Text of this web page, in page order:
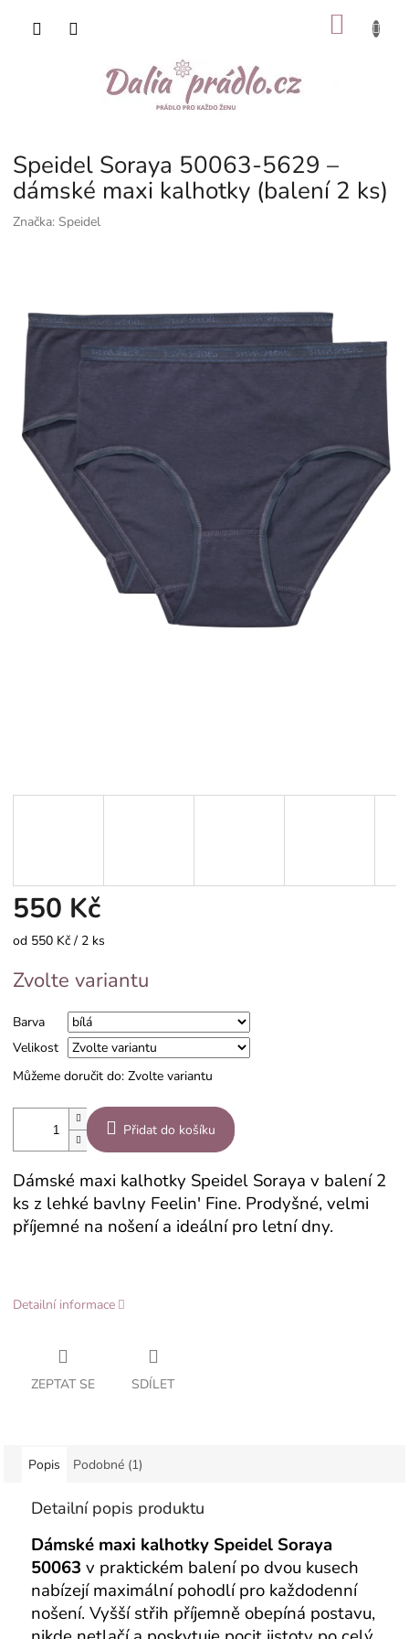
Speidel Soraya 50063-5629 –
dámské maxi kalhotky (balení 2 ks)
Značka: Speidel
550 Kč
Měrná
od 550 Kč / 2 ks
Zvolte variantu
Barva
Velikost
Můžeme doručit do: Zvolte variantu
Přidat do košíku
Dámské maxi kalhotky Speidel Soraya v balení 2
ks z lehké bavlny Feelin' Fine. Prodyšné, velmi
příjemné na nošení a ideální pro letní dny.
Detailní informace
ZEPTAT SE SDÍLET
Popis Podobné (1)
Detailní popis produktu
Dámské maxi kalhotky Speidel Soraya
50063 v praktickém balení po dvou kusech
nabízejí maximální pohodlí pro každodenní
nošení. Vyšší střih příjemně obepíná postavu,